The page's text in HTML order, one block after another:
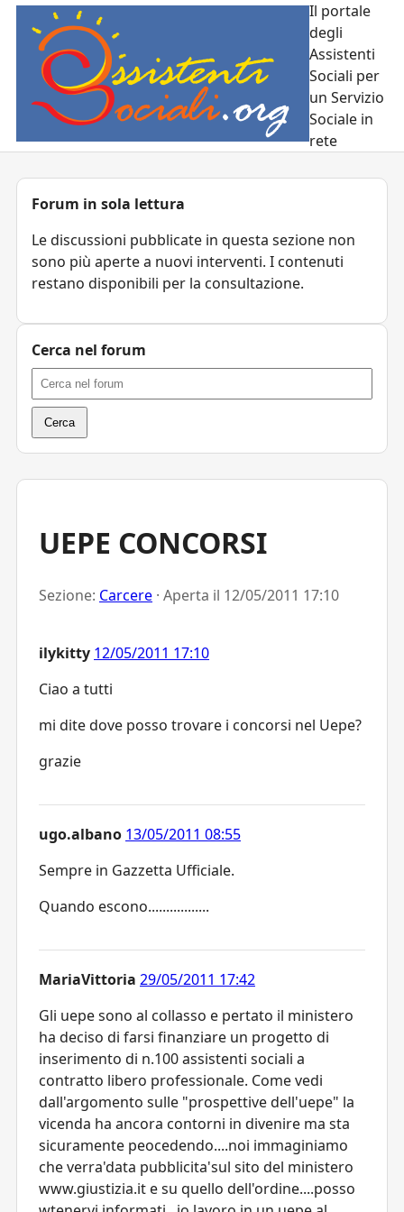
Il portale
degli
Assistenti
Sociali per
un Servizio
Sociale in
rete
UEPE CONCORSI
Sezione: Carcere · Aperta il 12/05/2011 17:10
ilykitty 12/05/2011 17:10
Ciao a tutti
mi dite dove posso trovare i concorsi nel Uepe?
grazie
ugo.albano 13/05/2011 08:55
Sempre in Gazzetta Ufficiale.
Quando escono.................
MariaVittoria 29/05/2011 17:42
Gli uepe sono al collasso e pertato il ministero
ha deciso di farsi finanziare un progetto di
inserimento di n.100 assistenti sociali a
contratto libero professionale. Come vedi
dall'argomento sulle "prospettive dell'uepe" la
vicenda ha ancora contorni in divenire ma sta
sicuramente peocedendo....noi immaginiamo
che verra'data pubblicita'sul sito del ministero
www.giustizia.it e su quello dell'ordine....posso
Forum in sola lettura
Le discussioni pubblicate in questa sezione non
sono più aperte a nuovi interventi. I contenuti
restano disponibili per la consultazione.
Cerca nel forum
Cerca